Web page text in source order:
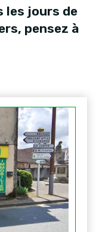
les jours de
pensez à